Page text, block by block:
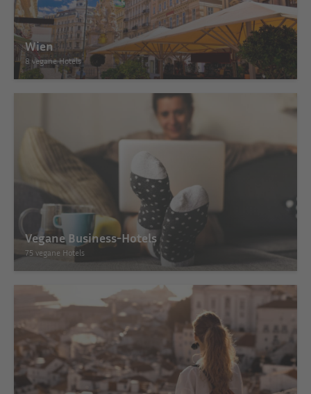
Wien
8 vegane Hotels
Vegane Business-Hotels
75 vegane Hotels